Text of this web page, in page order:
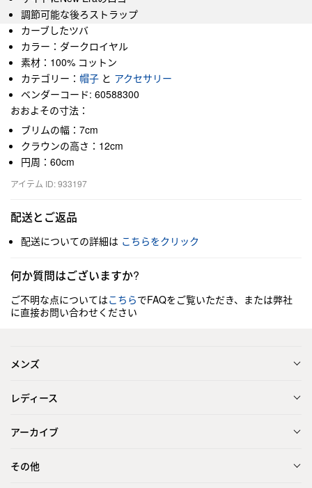
調節可能な後ろストラップ
カーブしたツバ
カラー：ダークロイヤル
素材：100% コットン
カテゴリー： 帽子 と アクセサリー
ベンダーコード: 60588300
おおよその寸法：
ブリムの幅：7cm
クラウンの高さ：12cm
円周：60cm
アイテム ID: 933197
配送とご返品
配送についての詳細は こちらをクリック
何か質問はございますか?
ご不明な点についてはこちらでFAQをご覧いただき、または弊社
に直接お問い合わせください
メンズ
レディース
アーカイブ
その他